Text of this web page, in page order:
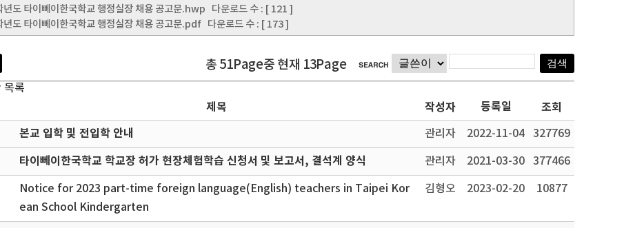
년도 타이뻬이한국학교 행정실장 채용 공고문.hwp 다운로드 수 : [ 121 ]
년도 타이뻬이한국학교 행정실장 채용 공고문.pdf 다운로드 수 : [ 173 ]
총 51Page중 현재 13Page
목록
제목 작성자 등록일 조회
본교 입학 및 전입학 안내 관리자 2022-11-04 327769
타이뻬이한국학교 학교장 허가 현장체험학습 신청서 및 보고서, 결석계 양식 관리자 2021-03-30 377466
Notice for 2023 part-time foreign language(English) teachers in Taipei Kor
ean School Kindergarten
김형오 2023-02-20 10877